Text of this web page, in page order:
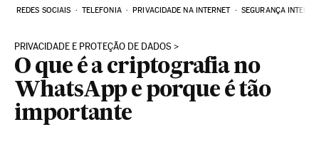
REDES SOCIAIS TELEFONIA PRIVACIDADE NA INTERNET SEGURANÇA
PRIVACIDADE E PROTEÇÃO DE DADOS
O que é a criptografia no
WhatsApp e porque é tão
importante